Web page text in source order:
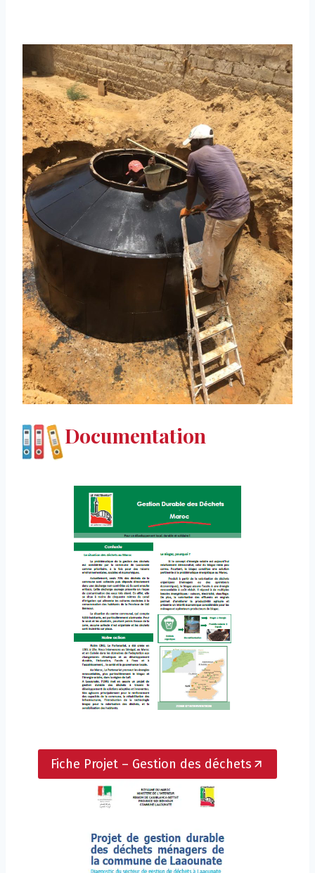
Documentation
Fiche Projet – Gestion des déchets